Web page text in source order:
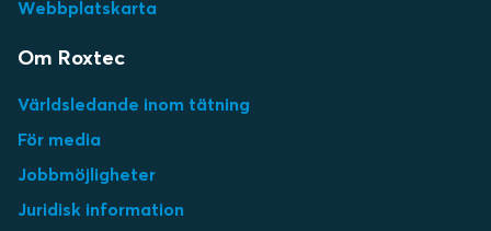
Webbplatskarta
Om Roxtec
Världsledande inom tätning
För media
Jobbmöjligheter
Juridisk information